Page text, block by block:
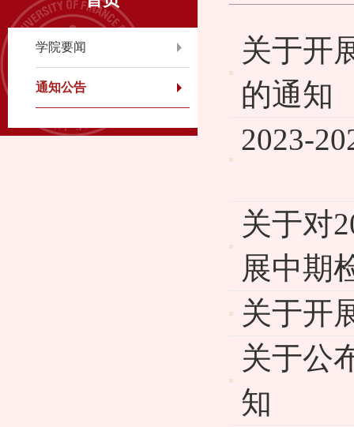
学院要闻
通知公告
关于开
的通知
2023-
关于对
展中期
关于开
关于公
知